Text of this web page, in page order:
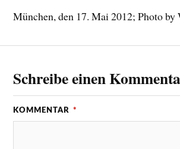
München, den 17. Mai 2012; Photo by
Schreibe einen
KOMMENTAR *